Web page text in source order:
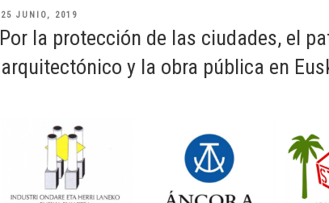
PUBLICADO
25 JUNIO, 2019
Por la protección de las ciudades, el
arquitectónico y la obra pública en